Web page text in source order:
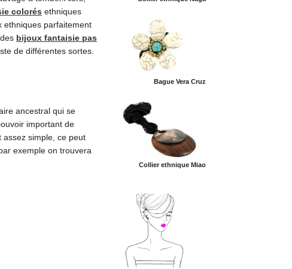
colorés ethniques
ethniques parfaitement
bijoux fantaisie pas
de différentes sortes.
ancestral qui se
important de
assez simple, ce peut
exemple on trouvera
Bague Vera Cruz
Collier ethnique Miao